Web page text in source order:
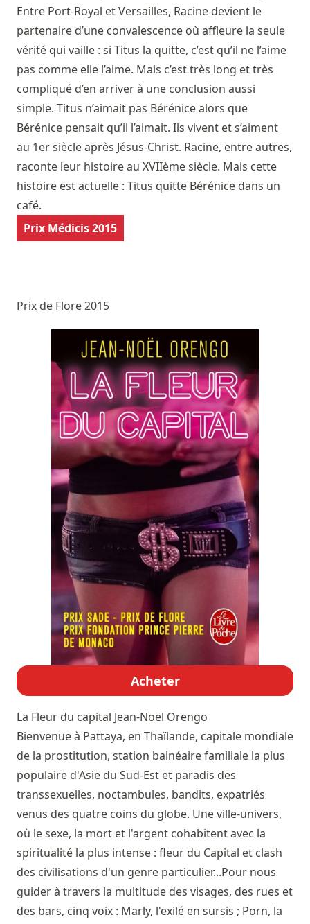
Entre Port-Royal et Versailles, Racine devient le
partenaire d’une convalescence où affleure la seule
vérité qui vaille : si Titus la quitte, c’est qu’il ne l’aime
pas comme elle l’aime. Mais c’est très long et très
compliqué d’en arriver à une conclusion aussi
simple. Titus n’aimait pas Bérénice alors que
Bérénice pensait qu’il l’aimait. Ils vivent et s’aiment
au 1er siècle après Jésus-Christ. Racine, entre autres,
raconte leur histoire au XVIIème siècle. Mais cette
histoire est actuelle : Titus quitte Bérénice dans un
café.
Prix Médicis 2015
Prix de Flore 2015
Acheter
La Fleur du capital Jean-Noël Orengo
Bienvenue à Pattaya, en Thaïlande, capitale mondiale
de la prostitution, station balnéaire familiale la plus
populaire d'Asie du Sud-Est et paradis des
transsexuelles, noctambules, bandits, expatriés
venus des quatre coins du globe. Une ville-univers,
où le sexe, la mort et l'argent cohabitent avec la
spiritualité la plus intense : fleur du Capital et clash
des civilisations d'un genre particulier...Pour nous
guider à travers la multitude des visages, des rues et
des bars, cinq voix : Marly, l'exilé en sursis ; Porn, la